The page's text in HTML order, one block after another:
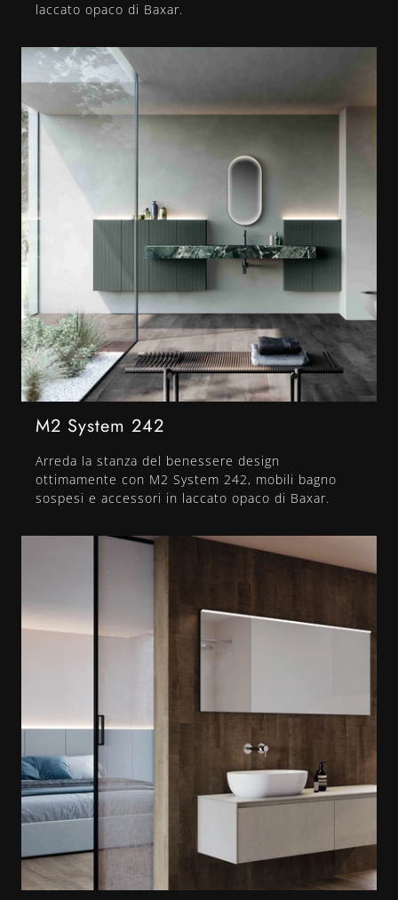
laccato opaco di Baxar.
M2 System 242
Arreda la stanza del benessere design
ottimamente con M2 System 242, mobili bagno
sospesi e accessori in laccato opaco di Baxar.